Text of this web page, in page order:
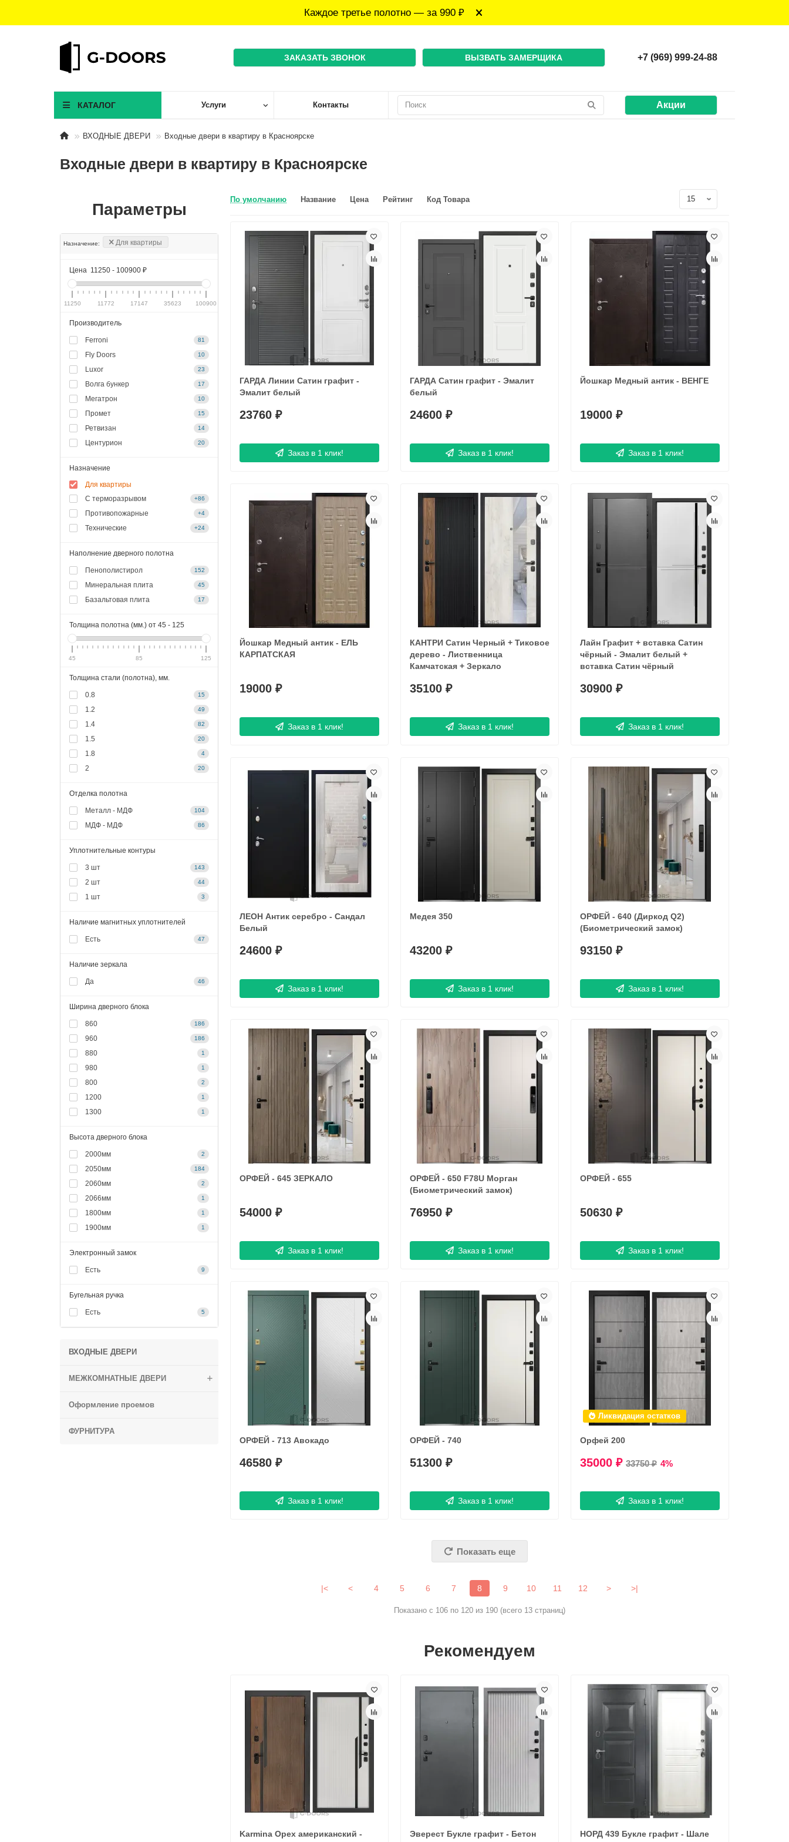
Каждое третье полотно — за 990 ₽
ЗАКАЗАТЬ ЗВОНОК ВЫЗВАТЬ ЗАМЕРЩИКА +7 (969) 999-24-88
КАТАЛОГ Услуги Контакты Акции
ВХОДНЫЕ ДВЕРИ Входные двери в квартиру в Красноярске
Входные двери в квартиру в Красноярске
Параметры
Назначение: Для квартиры
Цена 11250 - 100900 ₽
11250 11772 17147 35623 100900
Производитель
Ferroni 81
Fly Doors 10
Luxor 23
Волга бункер 17
Мегатрон 10
Промет 15
Ретвизан 14
Центурион 20
Назначение
Для квартиры
С терморазрывом
+86
Противопожарные +4
Технические +24
Наполнение дверного полотна
Пенополистирол 152
Минеральная плита 45
Базальтовая плита 17
Толщина полотна (мм.) от 45 - 125
45 85 125
Толщина стали (полотна), мм.
0.8 15
1.2 49
1.4 82
1.5 20
1.8 4
2 20
Отделка полотна
Металл - МДФ 104
МДФ - МДФ 86
Уплотнительные контуры
3 шт 143
2 шт 44
1 шт 3
Наличие магнитных уплотнителей
Есть 47
Наличие зеркала
Да 46
Ширина дверного блока
860 186
960 186
880 1
980 1
800 2
1200 1
1300 1
Высота дверного блока
2000мм 2
2050мм 184
2060мм 2
2066мм 1
1800мм 1
1900мм 1
Электронный замок
Есть 9
Бугельная ручка
Есть 5
ВХОДНЫЕ ДВЕРИ
МЕЖКОМНАТНЫЕ ДВЕРИ
Оформление проемов
ФУРНИТУРА
По умолчанию Название Цена Рейтинг Код Товара
ГАРДА Линии Сатин графит -
Эмалит белый
23760 ₽
Заказ в 1 клик!
ГАРДА Сатин графит - Эмалит
белый
24600 ₽
Заказ в 1 клик!
Йошкар Медный антик - ВЕНГЕ
19000 ₽
Заказ в 1 клик!
Йошкар Медный антик - ЕЛЬ
КАРПАТСКАЯ
19000 ₽
Заказ в 1 клик!
КАНТРИ Сатин Черный + Тиковое
дерево - Лиственница
Камчатская + Зеркало
35100 ₽
Заказ в 1 клик!
Лайн Графит + вставка Сатин
чёрный - Эмалит белый +
вставка Сатин чёрный
30900 ₽
Заказ в 1 клик!
ЛЕОН Антик серебро - Сандал
Белый
24600 ₽
Заказ в 1 клик!
Медея 350
43200 ₽
Заказ в 1 клик!
ОРФЕЙ - 640 (Диркод Q2)
(Биометрический замок)
93150 ₽
Заказ в 1 клик!
ОРФЕЙ - 645 ЗЕРКАЛО
54000 ₽
Заказ в 1 клик!
ОРФЕЙ - 650 F78U Морган
(Биометрический замок)
76950 ₽
Заказ в 1 клик!
ОРФЕЙ - 655
50630 ₽
Заказ в 1 клик!
ОРФЕЙ - 713 Авокадо
46580 ₽
Заказ в 1 клик!
ОРФЕЙ - 740
51300 ₽
Заказ в 1 клик!
Ликвидация остатков
Орфей 200
33750 ₽
35000 ₽ 4%
Заказ в 1 клик!
Показать еще
|< < 4 5 6 7 8 9 10 11 12 > >|
Показано с 106 по 120 из 190 (всего 13 страниц)
Рекомендуем
Karmina Орех американский -
Эверест Букле графит - Бетон
НОРД 439 Букле графит - Шале